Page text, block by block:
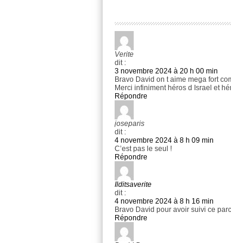
Verite
dit :
3 novembre 2024 à 20 h 00 min
Bravo David on t aime mega fort
Merci infiniment héros d Israel et
Répondre
joseparis
dit :
4 novembre 2024 à 8 h 09 min
C’est pas le seul !
Répondre
Ilditsaverite
dit :
4 novembre 2024 à 8 h 16 min
Bravo David pour avoir suivi ce
Répondre